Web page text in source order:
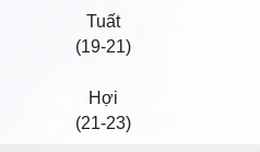
Tuất
(19-21)
Hợi
(21-23)